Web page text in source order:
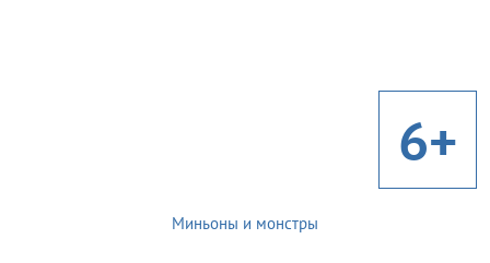
6+
Миньоны и монстры